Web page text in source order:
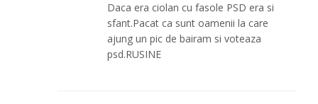
Daca era ciolan cu fasole PSD era si
sfant.Pacat ca sunt oamenii la care
ajung un pic de bairam si voteaza
psd.RUSINE